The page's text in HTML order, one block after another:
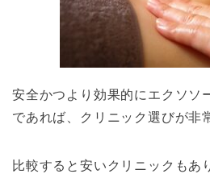
安全かつより効果的にエクソソ
であれば、クリニック選びが非
比較すると安いクリニックもあ